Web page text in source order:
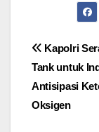
pos
Kapolri
Tank untuk
Antisipasi
Oksigen